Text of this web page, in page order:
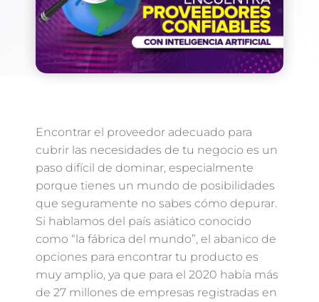
Encontrar el proveedor adecuado para
cubrir las necesidades de tu negocio es un
paso difícil de dominar, especialmente
porque tienes un mundo de posibilidades
que seguramente no sabes cómo depurar.
Si hablamos del país asiático conocido
como “la fábrica del mundo”, el abanico de
opciones para encontrar tu producto es
muy amplio, ya que para el 2020 había más
de 27 millones de empresas registradas en